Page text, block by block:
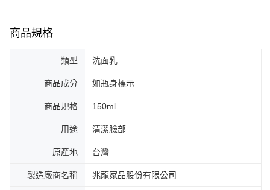
商品規格
類型 洗面乳
商品成分 如瓶身標示
商品規格 150ml
用途 清潔臉部
原產地 台灣
製造廠商名稱 兆龍家品股份有限公司